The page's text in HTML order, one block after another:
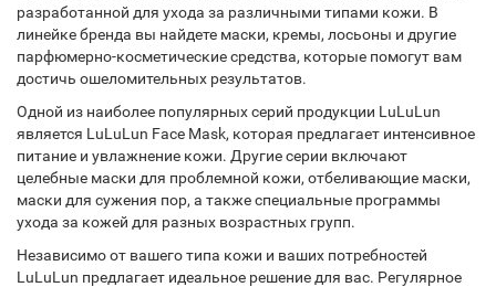
разработанной для ухода за различными типами кожи. В
линейке бренда вы найдете маски, кремы, лосьоны и другие
парфюмерно-косметические средства, которые помогут вам
достичь ошеломительных результатов.
Одной из наиболее популярных серий продукции LuLuLun
является LuLuLun Face Mask, которая предлагает интенсивное
питание и увлажнение кожи. Другие серии включают
целебные маски для проблемной кожи, отбеливающие маски,
маски для сужения пор, а также специальные программы
ухода за кожей для разных возрастных групп.
Независимо от вашего типа кожи и ваших потребностей
LuLuLun предлагает идеальное решение для вас. Регулярное